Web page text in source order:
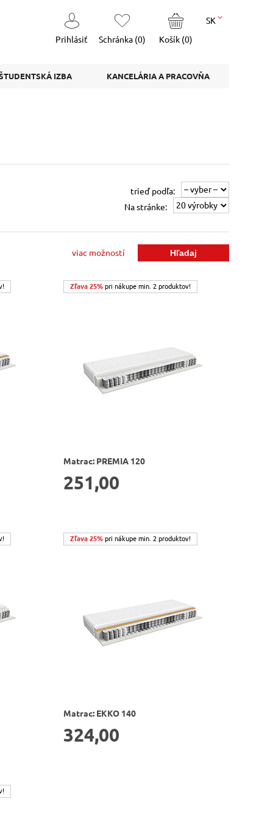
Prihlásiť Schránka (0) Košík (0)
SK
IZBA KANCELÁRIA A PRACOVŇA
trieď podľa:
Na stránke:
viac možností
Zľava 25%pri nákupe min. 2 produktov!
Matrac: PREMIA 120
251,00
Zľava 25%pri nákupe min. 2 produktov!
Matrac: EKKO 140
324,00